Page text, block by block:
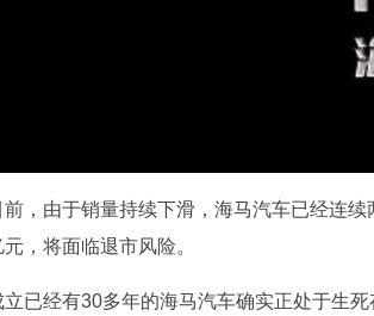
前，由于销量持续下滑，海马汽车已经连
元，将面临退市风险。
立已经有30多年的海马汽车确实正处于生